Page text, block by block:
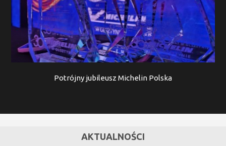
Potrójny jubileusz Michelin Polska
AKTUALNOŚCI